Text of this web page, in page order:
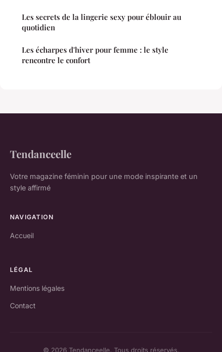
Les secrets de la lingerie sexy pour éblouir au
quotidien
Les écharpes d'hiver pour femme : le style
rencontre le confort
Tendanceelle
Votre magazine féminin pour une mode inspirante et un
style affirmé
NAVIGATION
Accueil
LÉGAL
Mentions légales
Contact
© 2026 Tendanceelle. Tous droits réservés.